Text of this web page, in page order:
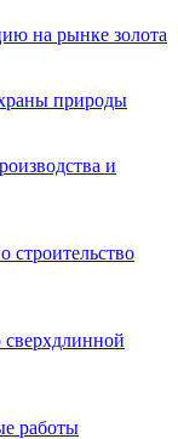
на рынке золота
природы
и
строительство
сверхдлинной
работы